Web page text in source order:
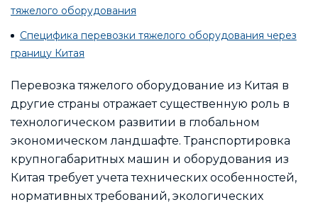
тяжелого оборудования
Специфика перевозки тяжелого оборудования через
границу Китая
Перевозка тяжелого оборудование из Китая в
другие страны отражает существенную роль в
технологическом развитии в глобальном
экономическом ландшафте. Транспортировка
крупногабаритных машин и оборудования из
Китая требует учета технических особенностей,
нормативных требований, экологических